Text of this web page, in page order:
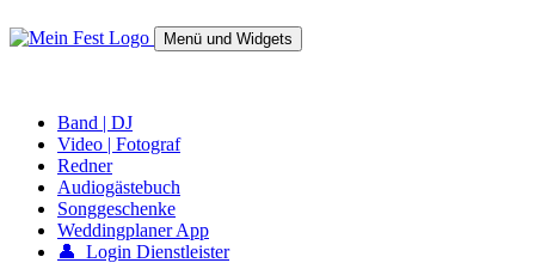
zum
Menü und Widgets
Band | DJ
Video | Fotograf
Redner
Audiogästebuch
Songgeschenke
Weddingplaner App
👤 Login Dienstleister